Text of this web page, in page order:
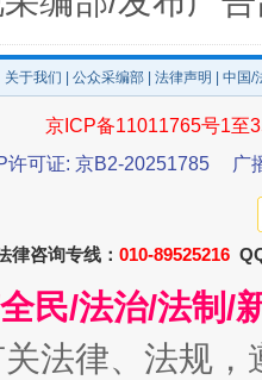
超标问题” 法
关于我们 公众采编部 法律声明 | 中国
京ICP备11011765号1至
许可证: 京B2-20251785
广
律咨询专线： 010-89525216
民/法治/法制/
法律、法规